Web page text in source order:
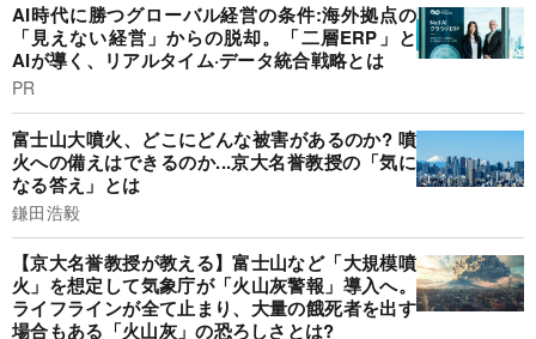
AI時代に勝つグローバル経営の条件:海外拠点の
「見えない経営」からの脱却。「二層ERP」と
AIが導く、リアルタイム·データ統合戦略とは
PR
富士山大噴火、どこにどんな被害があるのか? 噴
火への備えはできるのか...京大名誉教授の「気に
なる答え」とは
鎌田浩毅
【京大名誉教授が教える】富士山など「大規模噴
火」を想定して気象庁が「火山灰警報」導入へ。
ライフラインが全て止まり、大量の餓死者を出す
場合もある「火山灰」の恐ろしさとは?